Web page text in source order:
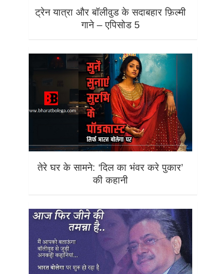
ट्रेन यात्रा और बॉलीवुड के सदाबहार फ़िल्मी
गाने – एपिसोड 5
तेरे घर के सामने: ‘दिल का भंवर करे पुकार’
की कहानी